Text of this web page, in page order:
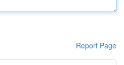
Report Page